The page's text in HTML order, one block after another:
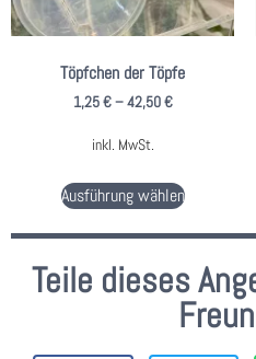
Töpfchen der Töpfe
1,25€–42,50€
inkl. MwSt.
Ausführung wählen
Teile dieses